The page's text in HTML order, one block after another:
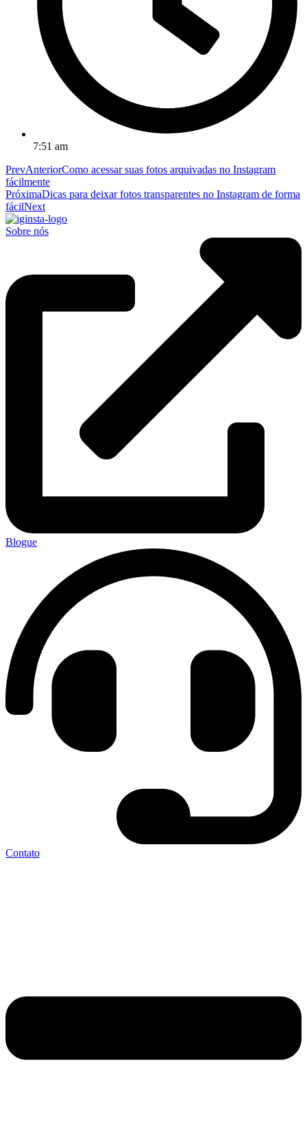
7:51 am
PrevAnteriorComo acessar suas fotos arquivadas no Instagram
fácilmente
PróximaDicas para deixar fotos transparentes no Instagram de forma
fácilNext
Sobre nós
Blogue
Contato